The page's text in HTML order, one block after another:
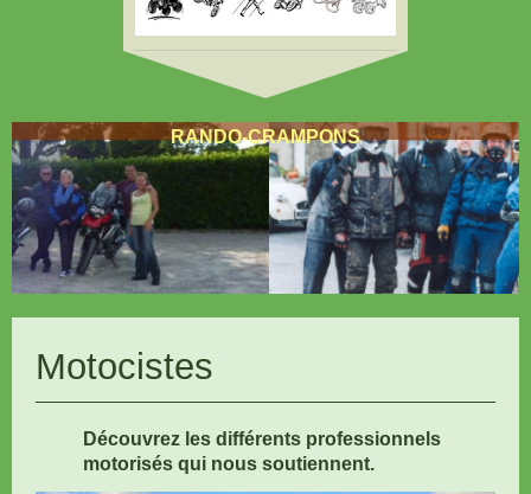
RANDO-CRAMPONS
Motocistes
Découvrez les différents professionnels
motorisés qui nous soutiennent.